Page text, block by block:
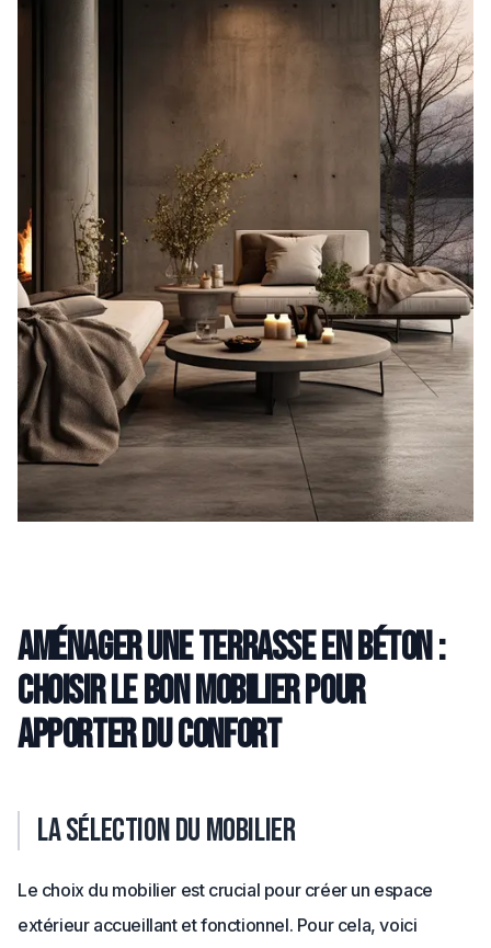
Aménager une terrasse en béton :
choisir le bon mobilier pour
apporter du confort
La sélection du mobilier
Le choix du mobilier est crucial pour créer un espace
extérieur accueillant et fonctionnel. Pour cela, voici